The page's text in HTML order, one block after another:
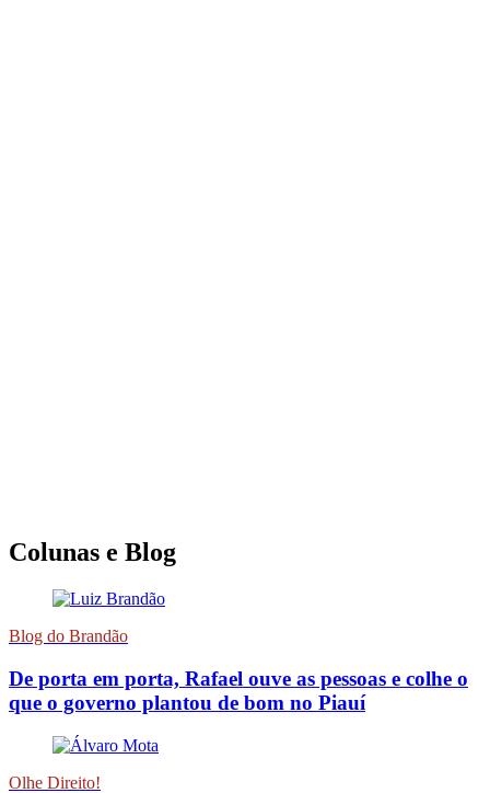
Colunas e Blog
Blog do Brandão
De porta em porta, Rafael ouve as pessoas e colhe o
que o governo plantou de bom no Piauí
Olhe Direito!